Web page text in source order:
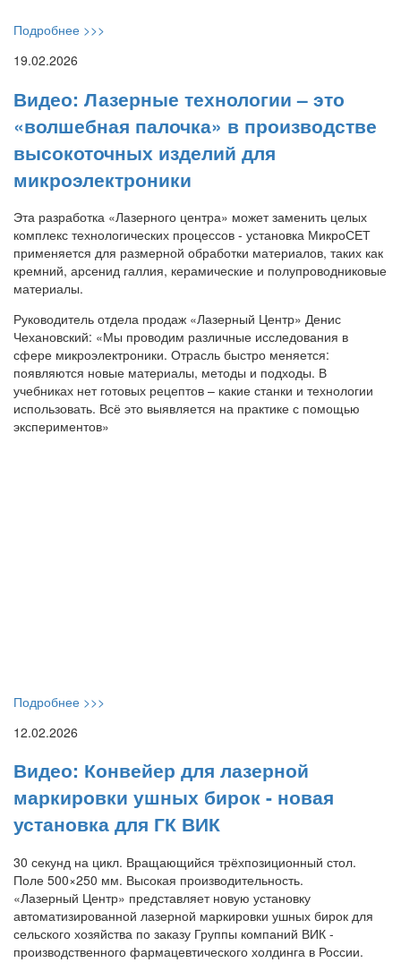
Подробнее >>>
19.02.2026
Видео: Лазерные технологии – это
«волшебная палочка» в производстве
высокоточных изделий для
микроэлектроники
Эта разработка «Лазерного центра» может заменить целых
комплекс технологических процессов - установка МикроСЕТ
применяется для размерной обработки материалов, таких как
кремний, арсенид галлия, керамические и полупроводниковые
материалы.
Руководитель отдела продаж «Лазерный Центр» Денис
Чехановский: «Мы проводим различные исследования в
сфере микроэлектроники. Отрасль быстро меняется:
появляются новые материалы, методы и подходы. В
учебниках нет готовых рецептов – какие станки и технологии
использовать. Всё это выявляется на практике с помощью
экспериментов»
Подробнее >>>
12.02.2026
Видео: Конвейер для лазерной
маркировки ушных бирок - новая
установка для ГК ВИК
30 секунд на цикл. Вращающийся трёхпозиционный стол.
Поле 500×250 мм. Высокая производительность.
«Лазерный Центр» представляет новую установку
автоматизированной лазерной маркировки ушных бирок для
сельского хозяйства по заказу Группы компаний ВИК -
производственного фармацевтического холдинга в России.